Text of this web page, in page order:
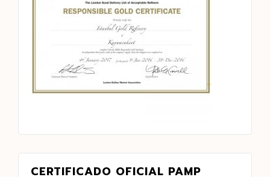
CERTIFICADO OFICIAL PAMP